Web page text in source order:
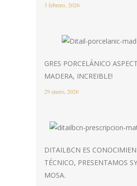
3 febrero, 2026
GRES PORCELÁNICO
MADERA, INCREIBLE!
29 enero, 2026
DITAILBCN ES
TÉCNICO, PRESENTAMOS
MOSA.